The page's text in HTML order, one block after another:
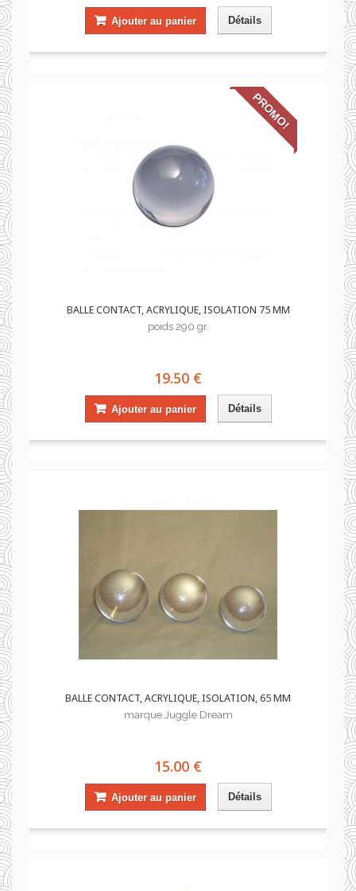
Ajouter au panier Détails
PROMO!
BALLE CONTACT, ACRYLIQUE, ISOLATION 75 MM
poids 290 gr.
19.50 €
Ajouter au panier Détails
BALLE CONTACT, ACRYLIQUE, ISOLATION, 65 MM
marque Juggle Dream
15.00 €
Ajouter au panier Détails